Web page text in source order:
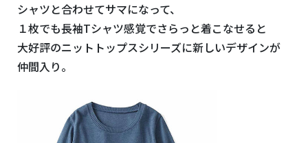
シャツと合わせてサマになって、
１枚でも長袖Tシャツ感覚でさらっと着こなせると
大好評のニットトップスシリーズに新しいデザインが
仲間入り。